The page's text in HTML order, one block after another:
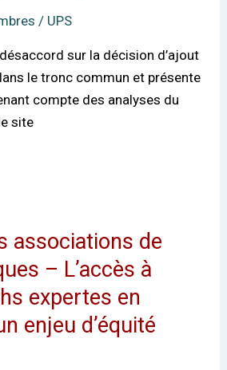
/ UPS
désaccord sur la décision d’ajout
le tronc commun et présente
compte des analyses du
site
associations de
– L’accès à
expertes en
enjeu d’équité